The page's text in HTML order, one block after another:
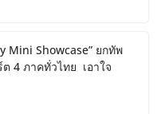
Mini Showcase” ยกทัพ
4 ภาคทั่วไทย เอาใจ